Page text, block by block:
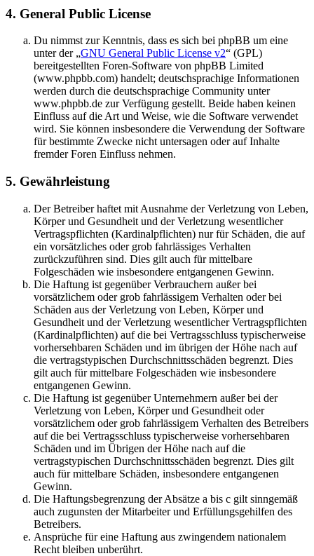
4. General Public License
Du nimmst zur Kenntnis, dass es sich bei phpBB um eine
unter der „GNU General Public License v2“ (GPL)
bereitgestellten Foren-Software von phpBB Limited
(www.phpbb.com) handelt; deutschsprachige Informationen
werden durch die deutschsprachige Community unter
www.phpbb.de zur Verfügung gestellt. Beide haben keinen
Einfluss auf die Art und Weise, wie die Software verwendet
wird. Sie können insbesondere die Verwendung der Software
für bestimmte Zwecke nicht untersagen oder auf Inhalte
fremder Foren Einfluss nehmen.
5. Gewährleistung
Der Betreiber haftet mit Ausnahme der Verletzung von Leben,
Körper und Gesundheit und der Verletzung wesentlicher
Vertragspflichten (Kardinalpflichten) nur für Schäden, die auf
ein vorsätzliches oder grob fahrlässiges Verhalten
zurückzuführen sind. Dies gilt auch für mittelbare
Folgeschäden wie insbesondere entgangenen Gewinn.
Die Haftung ist gegenüber Verbrauchern außer bei
vorsätzlichem oder grob fahrlässigem Verhalten oder bei
Schäden aus der Verletzung von Leben, Körper und
Gesundheit und der Verletzung wesentlicher Vertragspflichten
(Kardinalpflichten) auf die bei Vertragsschluss typischerweise
vorhersehbaren Schäden und im übrigen der Höhe nach auf
die vertragstypischen Durchschnittsschäden begrenzt. Dies
gilt auch für mittelbare Folgeschäden wie insbesondere
entgangenen Gewinn.
Die Haftung ist gegenüber Unternehmern außer bei der
Verletzung von Leben, Körper und Gesundheit oder
vorsätzlichem oder grob fahrlässigem Verhalten des Betreibers
auf die bei Vertragsschluss typischerweise vorhersehbaren
Schäden und im Übrigen der Höhe nach auf die
vertragstypischen Durchschnittsschäden begrenzt. Dies gilt
auch für mittelbare Schäden, insbesondere entgangenen
Gewinn.
Die Haftungsbegrenzung der Absätze a bis c gilt sinngemäß
auch zugunsten der Mitarbeiter und Erfüllungsgehilfen des
Betreibers.
Ansprüche für eine Haftung aus zwingendem nationalem
Recht bleiben unberührt.